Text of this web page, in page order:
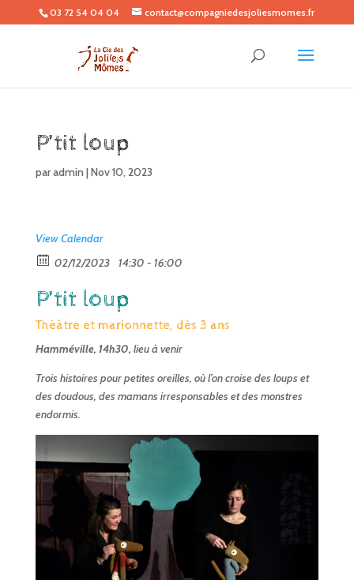
03 72 54 04 04 contact@compagniedesjoliesmomes.fr
P’tit loup
paradmin |Nov 10, 2023
View Calendar
02/12/2023
14:30 - 16:00
P’tit loup
Théâtre et marionnette, dès 3 ans
Hamméville, 14h30, lieu à venir
Trois histoires pour petites oreilles, où l’on croise des loups et
des doudous, des mamans irresponsables et des monstres
endormis.